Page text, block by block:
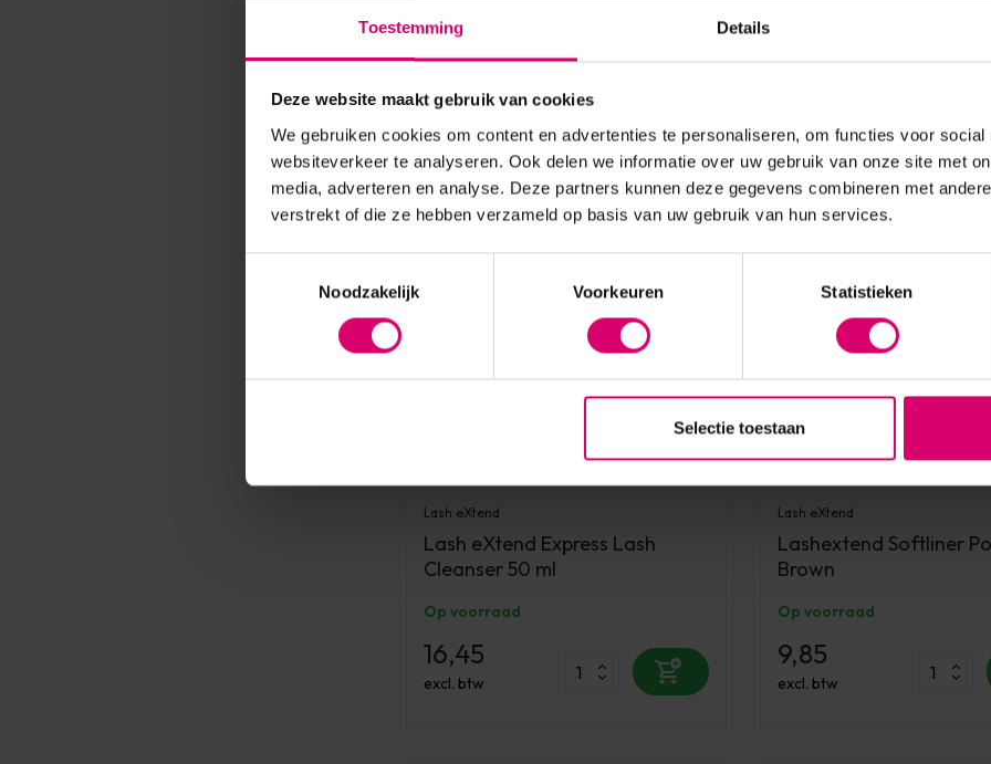
Toestemming Details
Deze website maakt gebruik van cookies
We gebruiken cookies om content en advertenties te personaliseren, om functies voor social
websiteverkeer te analyseren. Ook delen we informatie over uw gebruik van onze site met
media, adverteren en analyse. Deze partners kunnen deze gegevens combineren met
verstrekt of die ze hebben verzameld op basis van uw gebruik van hun services.
Noodzakelijk
Voorkeuren Statistieken
Selectie toestaan
6,55
Lash eXtend
Lash eXtend Express Lash
Cleanser 50 ml
Op voorraad
16,45
excl. btw
Lash eXtend
Lashextend Softliner
Brown
Op voorraad
9,85
excl. btw